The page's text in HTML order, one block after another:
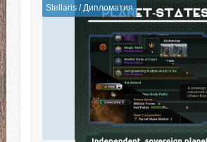
Stellaris/ Дипломатия